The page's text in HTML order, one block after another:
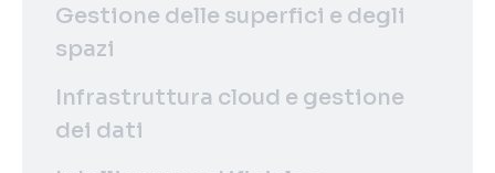
Gestione delle superfici e degli
spazi
Infrastruttura cloud e gestione
dei dati